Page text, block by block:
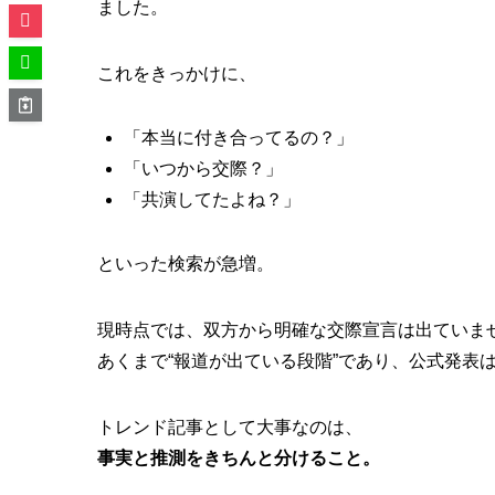
ました。
これをきっかけに、
「本当に付き合ってるの？」
「いつから交際？」
「共演してたよね？」
といった検索が急増。
現時点では、双方から明確な交際宣言は出ていま
あくまで“報道が出ている段階”であり、公式発表
トレンド記事として大事なのは、
事実と推測をきちんと分けること。